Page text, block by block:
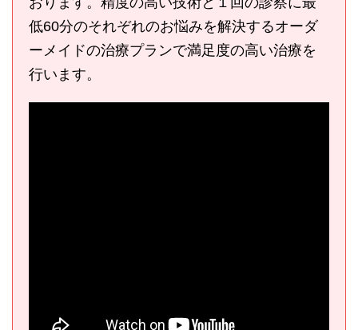
低60分のそれぞれのお悩みを解決するオーダ
ーメイドの治療プランで満足度の高い治療を
行います。